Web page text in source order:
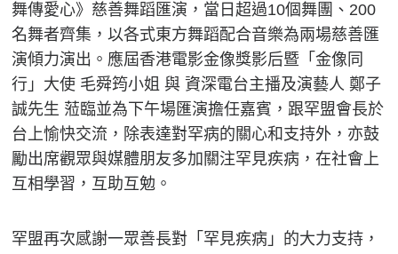
舞傳愛心》慈善舞蹈匯演，當日超過10個舞團、200
名舞者齊集，以各式東方舞蹈配合音樂為兩場慈善匯
演傾力演出。應屆香港電影金像獎影后暨「金像同
行」大使 毛舜筠小姐 與 資深電台主播及演藝人 鄭子
誠先生 蒞臨並為下午場匯演擔任嘉賓，跟罕盟會長於
台上愉快交流，除表達對罕病的關心和支持外，亦鼓
勵出席觀眾與媒體朋友多加關注罕見疾病，在社會上
互相學習，互助互勉。
罕盟再次感謝一眾善長對「罕見疾病」的大力支持，